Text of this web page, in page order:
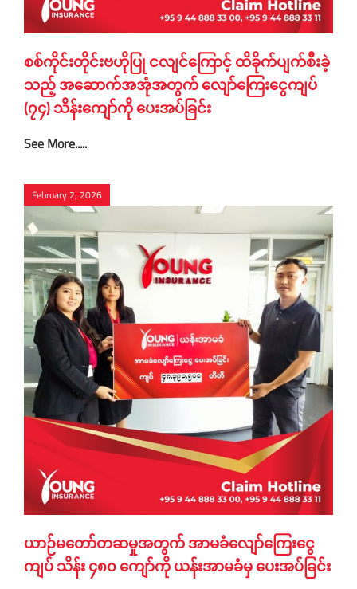
စစ်ကိုင်းတိုင်းဗဟိုပြု ငလျင်ကြောင့် ထိခိုက်ပျက်စီးခဲ့
သည့် အဆောက်အအုံအတွက် လျော်ကြေးငွေကျပ်
(၇၄) သိန်းကျော်ကို ပေးအပ်ခြင်း
See More.....
February 2, 2026
ယာဉ်မတော်တဆမှုအတွက် အာမခံလျော်ကြေးငွေ
ကျပ် သိန်း ၄၈၀ ကျော်ကို ယန်းအာမခံမှ ပေးအပ်ခြင်း